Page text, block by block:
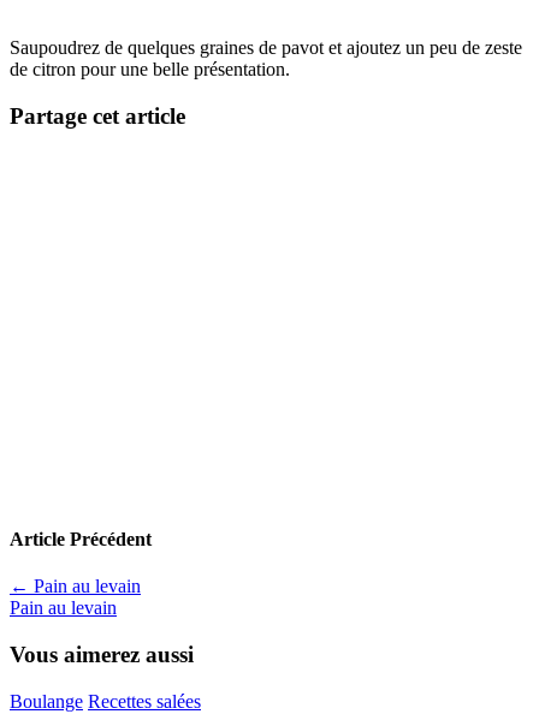
Saupoudrez de quelques graines de pavot et ajoutez un peu de zeste
de citron pour une belle présentation.
Partage cet article
Article Précédent
← Pain au levain
Pain au levain
Vous aimerez aussi
Boulange Recettes salées